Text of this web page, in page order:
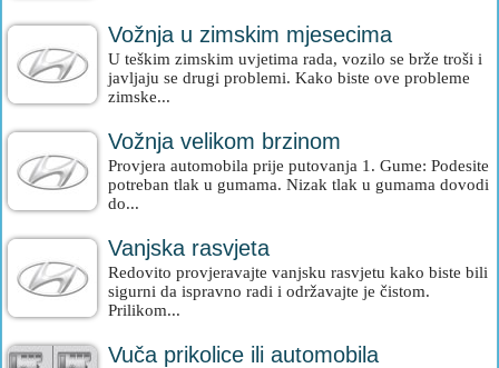
Vožnja u zimskim mjesecima
U teškim zimskim uvjetima rada, vozilo se brže troši i
javljaju se drugi problemi. Kako biste ove probleme
zimske...
Vožnja velikom brzinom
Provjera automobila prije putovanja 1. Gume: Podesite
potreban tlak u gumama. Nizak tlak u gumama dovodi
do...
Vanjska rasvjeta
Redovito provjeravajte vanjsku rasvjetu kako biste bili
sigurni da ispravno radi i održavajte je čistom.
Prilikom...
Vuča prikolice ili automobila